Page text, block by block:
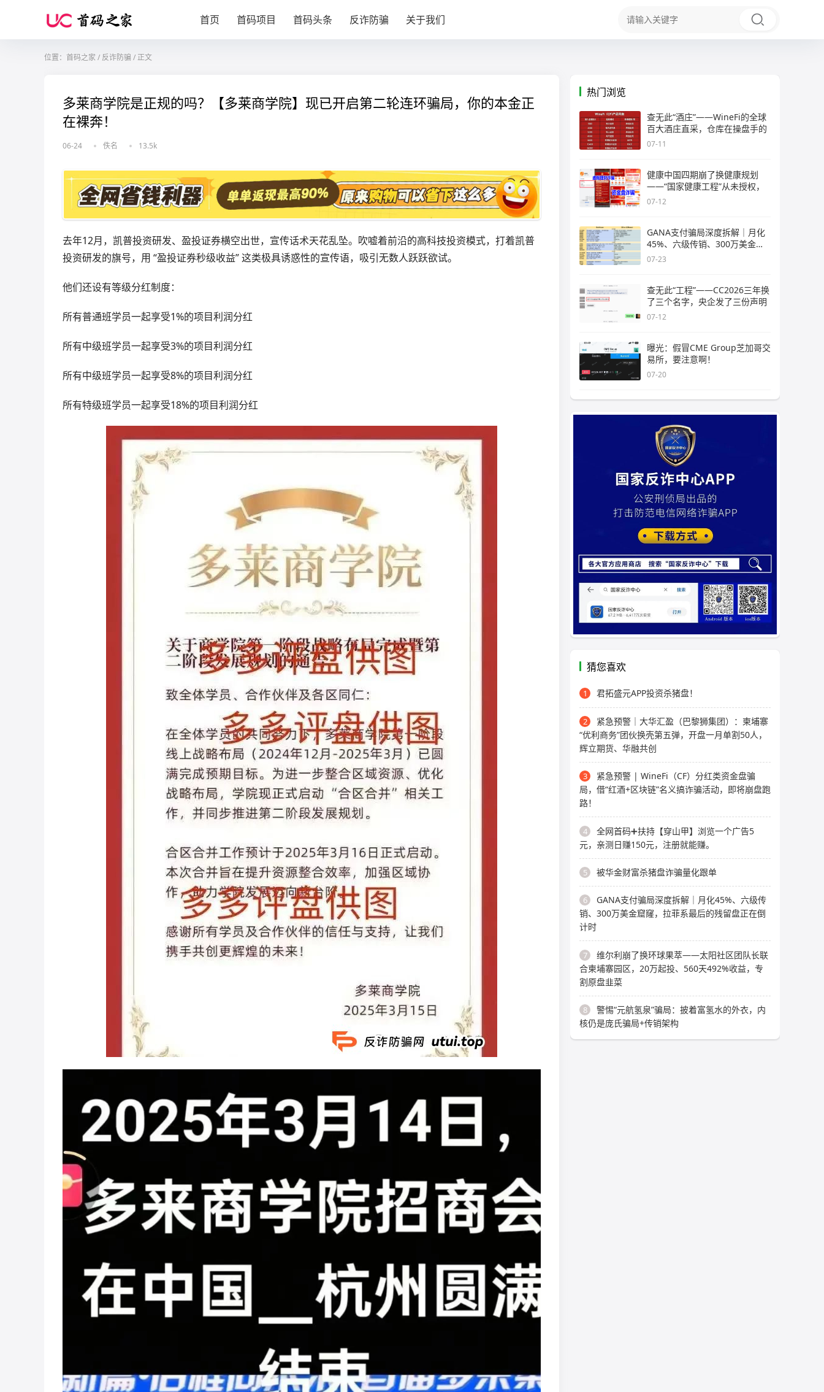
首页 首码项目 首码头条 反诈防骗 关于我们
位置： 首码之家 / 反诈防骗 /正文
多莱商学院是正规的吗？【多莱商学院】现已开启第二轮连环骗局，你的本金正
在裸奔！
06-24 佚名 13.5k
去年12月，凯普投资研发、盈投证券横空出世，宣传话术天花乱坠。吹嘘着前沿的高科技投资模式，打着凯普
投资研发的旗号，用 “盈投证券秒级收益” 这类极具诱惑性的宣传语，吸引无数人跃跃欲试。
他们还设有等级分红制度：
所有普通班学员一起享受1%的项目利润分红
所有中级班学员一起享受3%的项目利润分红
所有中级班学员一起享受8%的项目利润分红
所有特级班学员一起享受18%的项目利润分红
热门浏览
查无此“酒庄”——WineFi的全球
百大酒庄直采，仓库在操盘手的
07-11
健康中国四期崩了换健康规划
——“国家健康工程”从未授权，
07-12
GANA支付骗局深度拆解｜月化
45%、六级传销、300万美金窟
窿，拉菲
07-23
查无此“工程”——CC2026三年换
了三个名字，央企发了三份声明
07-12
曝光：假冒CME Group芝加哥交
易所，要注意啊！
07-20
猜您喜欢
1 君拓盛元APP投资杀猪盘！
2
紧急预警｜大华汇盈（巴黎狮集团）：柬埔寨
“优利商务”团伙换壳第五弹，开盘一月单割50人，
辉立期货、华融共创
3
紧急预警 | WineFi（CF）分红类资金盘骗
局，借“红酒+区块链”名义搞诈骗活动，即将崩盘跑
路！
4
全网首码➕扶持【穿山甲】浏览一个广告5
元，亲测日赚150元，注册就能赚。
5 被华金财富杀猪盘诈骗量化跟单
6
GANA支付骗局深度拆解｜月化45%、六级传
销、300万美金窟窿，拉菲系最后的残留盘正在倒
计时
7
维尔利崩了换环球果萃——太阳社区团队长联
合柬埔寨园区，20万起投、560天492%收益，专
割原盘韭菜
8
警惕“元航氢泉”骗局：披着富氢水的外衣，内
核仍是庞氏骗局+传销架构